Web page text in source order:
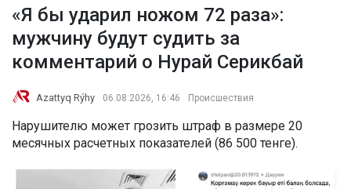
«Я бы ударил ножом 72 раза»:
мужчину будут судить за
комментарий о Нурай Серикбай
Azattyq Rýhy 06.08.2026, 16:46 Происшествия
Нарушителю может грозить штраф в размере 20
месячных расчетных показателей (86 500 тенге).